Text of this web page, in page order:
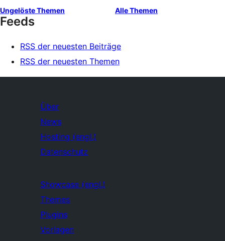
Ungelöste Themen Alle Themen
Feeds
RSS der neuesten Beiträge
RSS der neuesten Themen
Über
News
Hosting (engl.)
Datenschutz
Showcase (engl.)
Themes
Plugins
Vorlagen